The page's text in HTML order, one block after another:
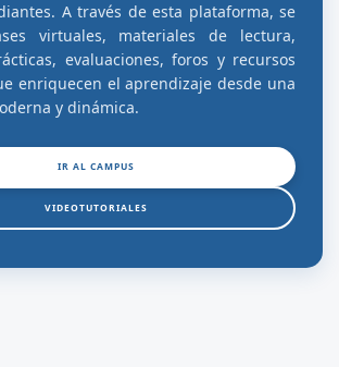
A través de esta plataforma, se
virtuales, materiales de lectura,
evaluaciones, foros y recursos
enriquecen el aprendizaje desde una
y dinámica.
IR AL CAMPUS
VIDEOTUTORIALES